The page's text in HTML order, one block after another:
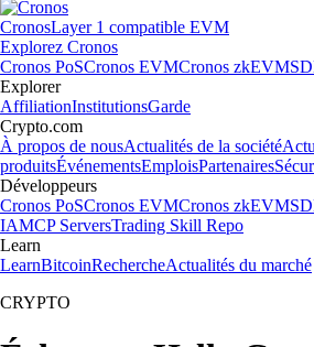
CronosLayer 1 compatible EVM
Explorez Cronos
Cronos PoSCronos EVMCronos zkEVM
Explorer
AffiliationInstitutionsGarde
Crypto.com
À propos de nousActualités de la société
produitsÉvénementsEmploisPartenaires
Développeurs
Cronos PoSCronos EVMCronos zkEVM
IAMCP ServersTrading Skill Repo
Learn
LearnBitcoinRechercheActualités du marché
CRYPTO